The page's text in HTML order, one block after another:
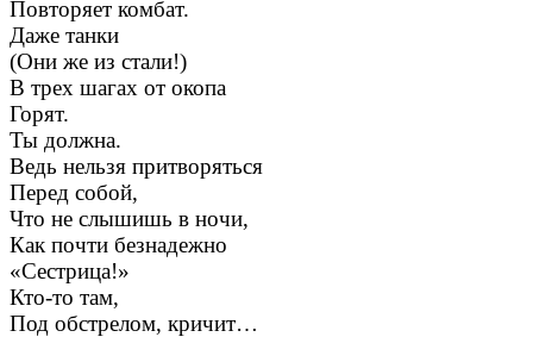
Повторяет комбат.
Даже танки
(Они же из стали!)
В трех шагах от окопа
Горят.
Ты должна.
Ведь нельзя притворяться
Перед собой,
Что не слышишь в ночи,
Как почти безнадежно
«Сестрица!»
Кто-то там,
Под обстрелом, кричит…